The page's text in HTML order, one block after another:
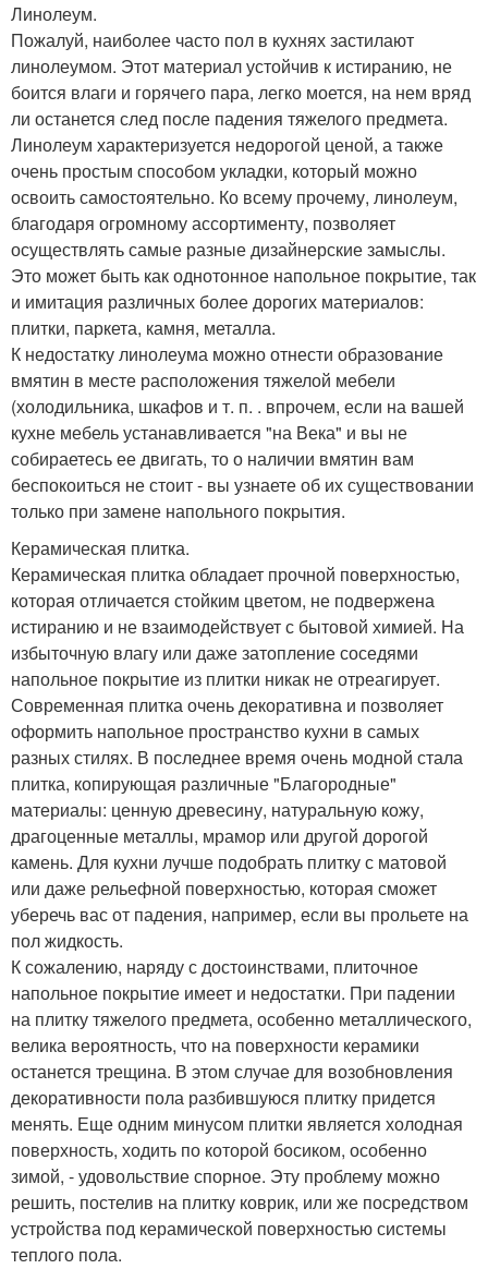
Линолеум.
Пожалуй, наиболее часто пол в кухнях застилают
линолеумом. Этот материал устойчив к истиранию, не
боится влаги и горячего пара, легко моется, на нем вряд
ли останется след после падения тяжелого предмета.
Линолеум характеризуется недорогой ценой, а также
очень простым способом укладки, который можно
освоить самостоятельно. Ко всему прочему, линолеум,
благодаря огромному ассортименту, позволяет
осуществлять самые разные дизайнерские замыслы.
Это может быть как однотонное напольное покрытие, так
и имитация различных более дорогих материалов:
плитки, паркета, камня, металла.
К недостатку линолеума можно отнести образование
вмятин в месте расположения тяжелой мебели
(холодильника, шкафов и т. п. . впрочем, если на вашей
кухне мебель устанавливается "на Века" и вы не
собираетесь ее двигать, то о наличии вмятин вам
беспокоиться не стоит - вы узнаете об их существовании
только при замене напольного покрытия.
Керамическая плитка.
Керамическая плитка обладает прочной поверхностью,
которая отличается стойким цветом, не подвержена
истиранию и не взаимодействует с бытовой химией. На
избыточную влагу или даже затопление соседями
напольное покрытие из плитки никак не отреагирует.
Современная плитка очень декоративна и позволяет
оформить напольное пространство кухни в самых
разных стилях. В последнее время очень модной стала
плитка, копирующая различные "Благородные"
материалы: ценную древесину, натуральную кожу,
драгоценные металлы, мрамор или другой дорогой
камень. Для кухни лучше подобрать плитку с матовой
или даже рельефной поверхностью, которая сможет
уберечь вас от падения, например, если вы прольете на
пол жидкость.
К сожалению, наряду с достоинствами, плиточное
напольное покрытие имеет и недостатки. При падении
на плитку тяжелого предмета, особенно металлического,
велика вероятность, что на поверхности керамики
останется трещина. В этом случае для возобновления
декоративности пола разбившуюся плитку придется
менять. Еще одним минусом плитки является холодная
поверхность, ходить по которой босиком, особенно
зимой, - удовольствие спорное. Эту проблему можно
решить, постелив на плитку коврик, или же посредством
устройства под керамической поверхностью системы
теплого пола.